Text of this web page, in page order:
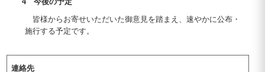
皆様からお寄せいただいた御意見を踏まえ、速やかに公布・
施行する予定です。
連絡先